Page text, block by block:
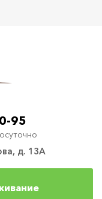
д. 13А
95